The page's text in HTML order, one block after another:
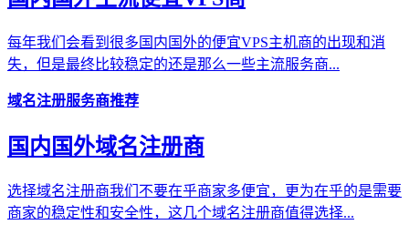
每年我们会看到很多国内国外的便宜VPS主机商的出现和消
失，但是最终比较稳定的还是那么一些主流服务商...
域名注册服务商推荐
国内国外域名注册商
选择域名注册商我们不要在乎商家多便宜，更为在乎的是需要
商家的稳定性和安全性，这几个域名注册商值得选择...